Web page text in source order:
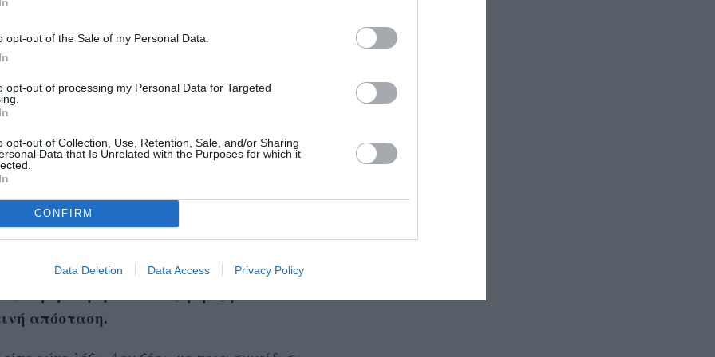
opt-out of the Sale of my Personal Data.
opt-out of processing my Personal Data for Targeted
opt-out of Collection, Use, Retention, Sale, and/or Sharing
Data that Is Unrelated with the Purposes for which it
CONFIRM
Data Deletion Data Access Privacy Policy
10yrs old classmate, shot by regime forces.
BbjEJSIwcW
στον Observer για τον θάνατο των
οι κυβερνητικές δυνάμεις.
του,Kumar, πάντα ήθελε να μεγαλώσει και
. Αντίθετα, έγινε μάρτυρας αφού πέθανε
Πιρανσάχρ του δυτικού Ιράν στις 30
απόσταση.